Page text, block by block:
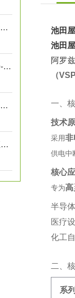
池田屋新品推出柴田科学排气阀运行气密性测试装置 EXV-02 参数介绍
池田屋精品！武藏工程针阀 NCV-FD-1 参数介绍
TOSEI东精株式会社固定式真空包装机（液晶触摸屏型）“V-856W”
池田屋新品VENN RD-41型不锈钢直动式蒸汽减压阀RD41-D-M25正式发布
池田
池田
阿罗
（
一、
技术
采用‌
供电中
核心
专为‌高
半导
医疗
化工
二、
系